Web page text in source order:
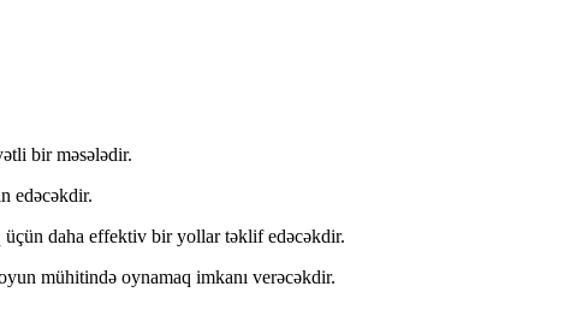
bir məsələdir.
edəcəkdir.
üçün daha effektiv bir yollar təklif edəcəkdir.
mühitində oynamaq imkanı verəcəkdir.